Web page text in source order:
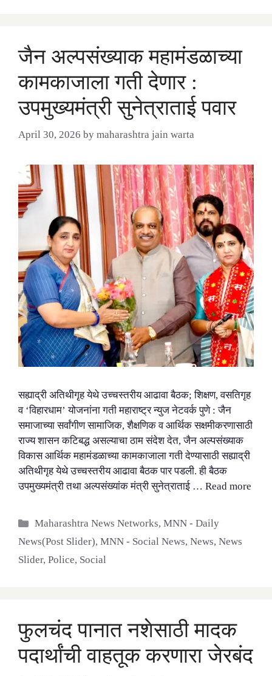
जैन अल्पसंख्याक महामंडळाच्या
कामकाजाला गती देणार :
उपमुख्यमंत्री सुनेत्राताई पवार
April 30, 2026 by maharashtra jain warta
सह्याद्री अतिथीगृह येथे उच्चस्तरीय आढावा बैठक; शिक्षण, वसतिगृह
व ‘विहारधाम’ योजनांना गती महाराष्ट्र न्युज नेटवर्क पुणे : जैन
समाजाच्या सर्वांगीण सामाजिक, शैक्षणिक व आर्थिक सक्षमीकरणासाठी
राज्य शासन कटिबद्ध असल्याचा ठाम संदेश देत, जैन अल्पसंख्याक
विकास आर्थिक महामंडळाच्या कामकाजाला गती देण्यासाठी सह्याद्री
अतिथीगृह येथे उच्चस्तरीय आढावा बैठक पार पडली. ही बैठक
उपमुख्यमंत्री तथा अल्पसंख्यांक मंत्री सुनेत्राताई … Read more
Categories
Maharashtra News Networks,MNN - Daily
News(Post Slider), MNN - Social News, News, News
Slider, Police, Social
फुलचंद पानात नशेसाठी मादक
पदार्थांची वाहतूक करणारा जेरबंद